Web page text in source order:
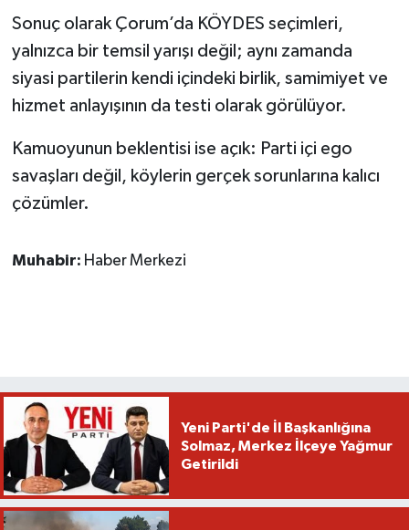
Sonuç olarak Çorum’da KÖYDES seçimleri,
yalnızca bir temsil yarışı değil; aynı zamanda
siyasi partilerin kendi içindeki birlik, samimiyet ve
hizmet anlayışının da testi olarak görülüyor.
Kamuoyunun beklentisi ise açık: Parti içi ego
savaşları değil, köylerin gerçek sorunlarına kalıcı
çözümler.
Muhabir: Haber Merkezi
Yeni Parti'de İl Başkanlığına
Solmaz, Merkez İlçeye Yağmur
Getirildi